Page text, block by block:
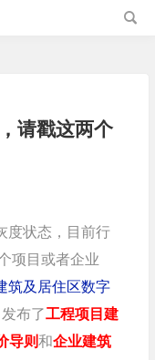
请戳这两个
度状态，目前行
项目或者企业
筑及居住区数字
发布了工程项目建
导则和企业建筑